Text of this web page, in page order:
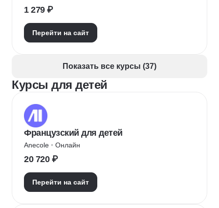
1 279 ₽
Перейти на сайт
Показать все курсы (37)
Курсы для детей
Французский для детей
Anecole • Онлайн
20 720 ₽
Перейти на сайт